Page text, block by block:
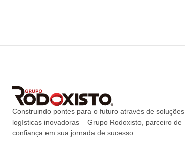
Construindo pontes para o futuro através de soluções
logísticas inovadoras – Grupo Rodoxisto, parceiro de
confiança em sua jornada de sucesso.